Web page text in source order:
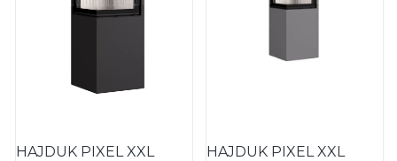
HAJDUK PIXEL XXL
HAJDUK PIXEL XXL